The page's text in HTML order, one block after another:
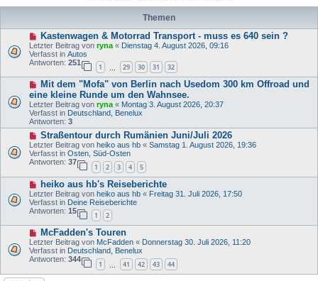
Themen
N
e
u
e
r
B
i
t
r
a
g
Kastenwagen & Motorrad Transport - muss es 640 sein ?
Letzter Beitrag von ryna « Dienstag 4. August 2026, 09:16
Verfasst in Autos
Antworten: 251
1 29 30 31 32
N
u
e
r
B
e
i
t
r
a
g
Mit dem "Mofa" von Berlin nach Usedom 300 km Offroad und
eine kleine Runde um den Wahnsee.
Letzter Beitrag von ryna « Montag 3. August 2026, 20:37
Verfasst in Deutschland, Benelux
Antworten: 3
N
e
u
e
r
B
i
t
r
g
Straßentour durch Rumänien Juni/Juli 2026
Letzter Beitrag von heiko aus hb « Samstag 1. August 2026, 19:36
Verfasst in Osten, Süd-Osten
Antworten: 37
1 2 3 4 5
N
e
u
e
r
B
i
t
r
g
heiko aus hb's Reiseberichte
Letzter Beitrag von heiko aus hb « Freitag 31. Juli 2026, 17:50
Verfasst in Deine Reiseberichte
Antworten: 15
1 2
N
e
u
e
B
McFadden's Touren
Letzter Beitrag von McFadden « Donnerstag 30. Juli 2026, 11:20
Verfasst in Deutschland, Benelux
Antworten: 344
1 41 42 43 44